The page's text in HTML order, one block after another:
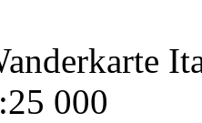
000